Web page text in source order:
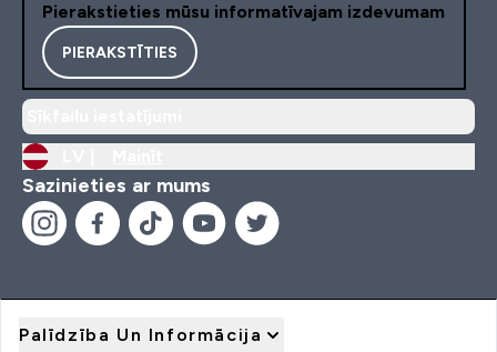
Pierakstieties mūsu informatīvajam izdevumam
PIERAKSTĪTIES
Sazinieties ar mums
Palīdzība Un Informācija